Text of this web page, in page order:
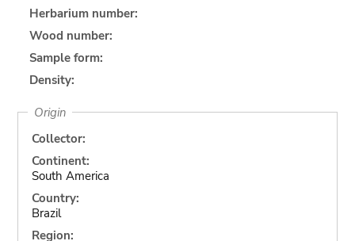
Herbarium number:
Wood number:
Sample form:
Density:
Origin
Collector:
Continent:
South America
Country:
Brazil
Region: